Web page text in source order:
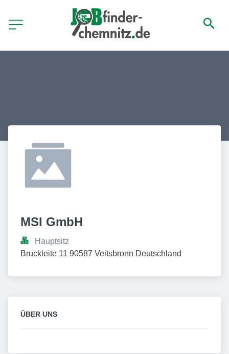
MSI GmbH
Hauptsitz
Bruckleite 11 90587 Veitsbronn Deutschland
ÜBER UNS